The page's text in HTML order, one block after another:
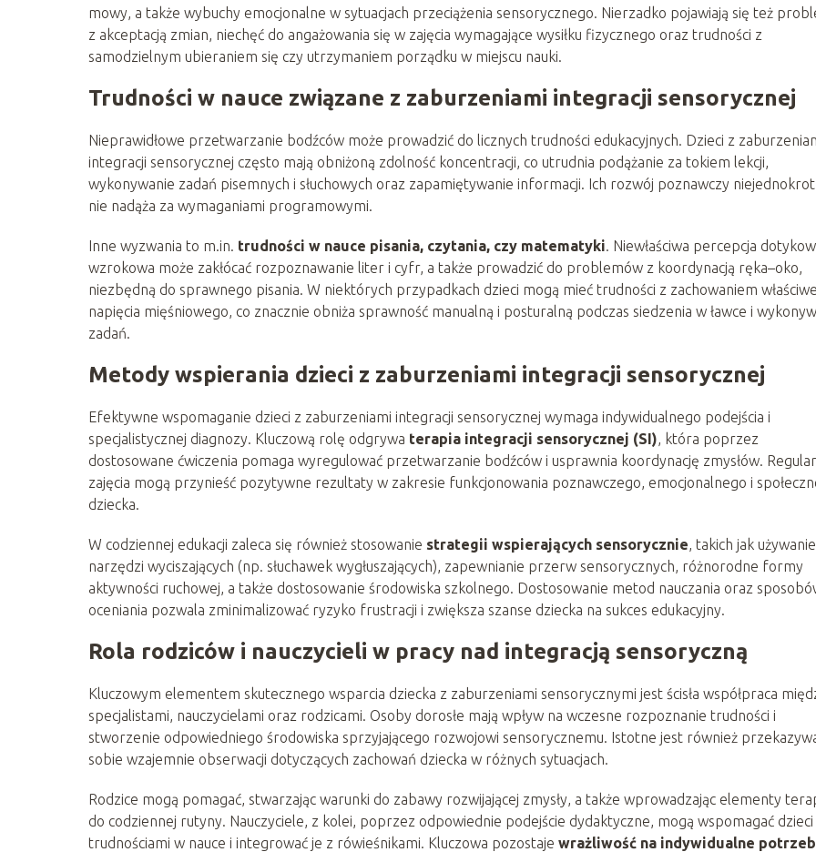
mowy, a także wybuchy emocjonalne w sytuacjach przeciążenia sensorycznego. Nierzadko pojawiają się też
z akceptacją zmian, niechęć do angażowania się w zajęcia wymagające wysiłku fizycznego oraz trudności z
samodzielnym ubieraniem się czy utrzymaniem porządku w miejscu nauki.
Trudności w nauce związane z zaburzeniami integracji sensorycznej
Nieprawidłowe przetwarzanie bodźców może prowadzić do licznych trudności edukacyjnych. Dzieci z
integracji sensorycznej często mają obniżoną zdolność koncentracji, co utrudnia podążanie za tokiem lekcji,
wykonywanie zadań pisemnych i słuchowych oraz zapamiętywanie informacji. Ich rozwój poznawczy
nie nadąża za wymaganiami programowymi.
Inne wyzwania to m.in. trudności w nauce pisania, czytania, czy matematyki. Niewłaściwa percepcja
wzrokowa może zakłócać rozpoznawanie liter i cyfr, a także prowadzić do problemów z koordynacją ręka–oko,
niezbędną do sprawnego pisania. W niektórych przypadkach dzieci mogą mieć trudności z zachowaniem
napięcia mięśniowego, co znacznie obniża sprawność manualną i posturalną podczas siedzenia w ławce i
zadań.
Metody wspierania dzieci z zaburzeniami integracji sensorycznej
Efektywne wspomaganie dzieci z zaburzeniami integracji sensorycznej wymaga indywidualnego podejścia i
specjalistycznej diagnozy. Kluczową rolę odgrywa terapia integracji sensorycznej (SI), która poprzez
dostosowane ćwiczenia pomaga wyregulować przetwarzanie bodźców i usprawnia koordynację zmysłów.
zajęcia mogą przynieść pozytywne rezultaty w zakresie funkcjonowania poznawczego, emocjonalnego i
dziecka.
W codziennej edukacji zaleca się również stosowanie strategii wspierających sensorycznie, takich jak używanie
narzędzi wyciszających (np. słuchawek wygłuszających), zapewnianie przerw sensorycznych, różnorodne formy
aktywności ruchowej, a także dostosowanie środowiska szkolnego. Dostosowanie metod nauczania oraz
oceniania pozwala zminimalizować ryzyko frustracji i zwiększa szanse dziecka na sukces edukacyjny.
Rola rodziców i nauczycieli w pracy nad integracją sensoryczną
Kluczowym elementem skutecznego wsparcia dziecka z zaburzeniami sensorycznymi jest ścisła współpraca
specjalistami, nauczycielami oraz rodzicami. Osoby dorosłe mają wpływ na wczesne rozpoznanie trudności i
stworzenie odpowiedniego środowiska sprzyjającego rozwojowi sensorycznemu. Istotne jest również
sobie wzajemnie obserwacji dotyczących zachowań dziecka w różnych sytuacjach.
Rodzice mogą pomagać, stwarzając warunki do zabawy rozwijającej zmysły, a także wprowadzając elementy
do codziennej rutyny. Nauczyciele, z kolei, poprzez odpowiednie podejście dydaktyczne, mogą wspomagać dzieci
trudnościami w nauce i integrować je z rówieśnikami. Kluczowa pozostaje wrażliwość na indywidualne